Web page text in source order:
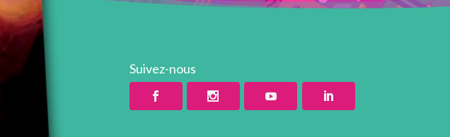
Suivez-nous